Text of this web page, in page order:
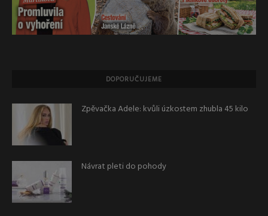
DOPORUČUJEME
Zpěvačka Adele: kvůli úzkostem zhubla 45 kilo
Návrat pleti do pohody